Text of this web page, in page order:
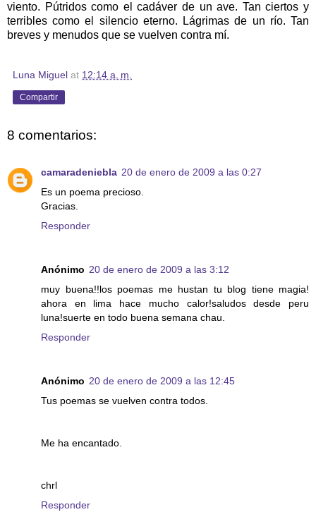
viento. Pútridos como el cadáver de un ave. Tan ciertos y
terribles como el silencio eterno. Lágrimas de un río. Tan
breves y menudos que se vuelven contra mí.
Luna Miguel at 12:14 a. m.
Compartir
8 comentarios:
camaradeniebla 20 de enero de 2009 a las 0:27
Es un poema precioso.
Gracias.
Responder
Anónimo 20 de enero de 2009 a las 3:12
muy buena!!los poemas me hustan tu blog tiene magia!
ahora en lima hace mucho calor!saludos desde peru
luna!suerte en todo buena semana chau.
Responder
Anónimo 20 de enero de 2009 a las 12:45
Tus poemas se vuelven contra todos.
Me ha encantado.
chrl
Responder